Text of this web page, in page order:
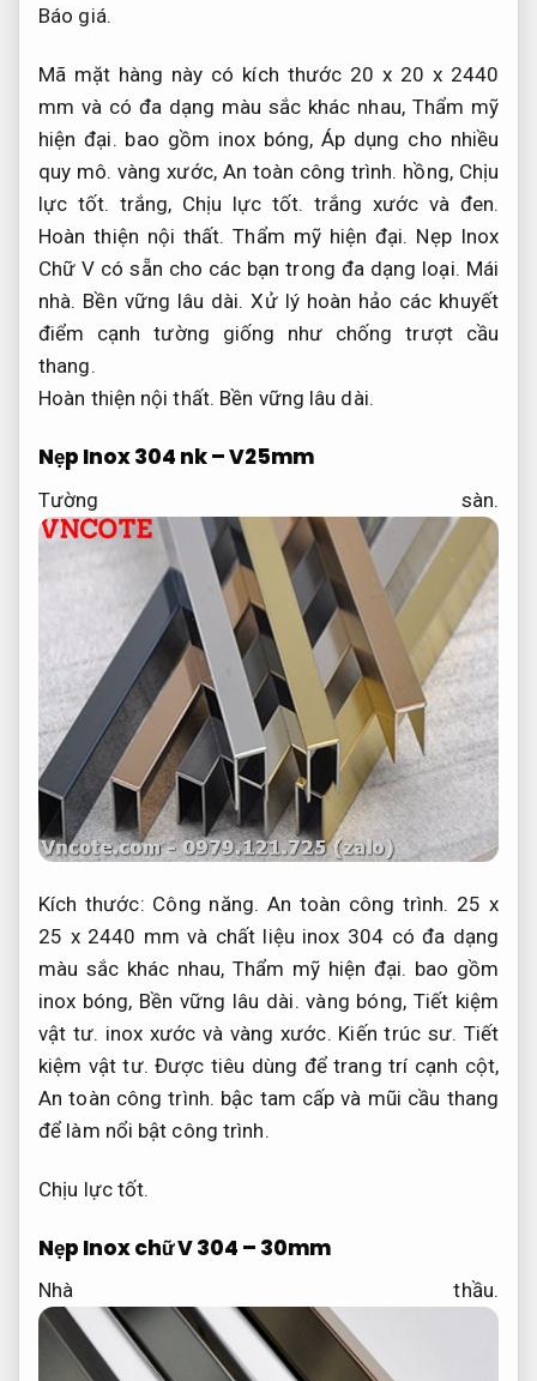
Báo giá.
Mã mặt hàng này có kích thước 20 x 20 x 2440
mm và có đa dạng màu sắc khác nhau, Thẩm mỹ
hiện đại. bao gồm inox bóng,Áp dụng cho nhiều
quy mô. vàng xước, An toàn công trình. hồng, Chịu
lực tốt. trắng, Chịu lực tốt. trắng xước và đen.
Hoàn thiện nội thất. Thẩm mỹ hiện đại. Nẹp Inox
Chữ V có sẵn cho các bạn trong đa dạng loại. Mái
nhà. Bền vững lâu dài. Xử lý hoàn hảo các khuyết
điểm cạnh tường giống như chống trượt cầu
thang.
Hoàn thiện nội thất. Bền vững lâu dài.
Nẹp Inox 304 nk – V25mm
Tường sàn.
Kích thước: Công năng. An toàn công trình. 25 x
25 x 2440 mm và chất liệu inox 304 có đa dạng
màu sắc khác nhau, Thẩm mỹ hiện đại. bao gồm
inox bóng, Bền vững lâu dài. vàng bóng, Tiết kiệm
vật tư. inox xước và vàng xước. Kiến trúc sư. Tiết
kiệm vật tư. Được tiêu dùng để trang trí cạnh cột,
An toàn công trình. bậc tam cấp và mũi cầu thang
để làm nổi bật công trình.
Chịu lực tốt.
Nẹp Inox chữ V 304 – 30mm
Nhà thầu.